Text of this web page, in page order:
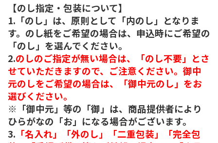
【のし指定・包装について】
1.「のし」は、原則として「内のし」となりま
す。のし紙をご希望の場合は、申込時にご希望の
「のし」を選んでください。
2.のしのご指定が無い場合は、「のし不要」とさ
せていただきますので、ご注意ください。御中
元のしをご希望の場合は、「御中元のし」をお
選びください。
※「御中元」等の「御」は、商品提供者により
ひらがなの「お」になる場合がございます。
3. 「名入れ」「外のし」「二重包装」「完全包